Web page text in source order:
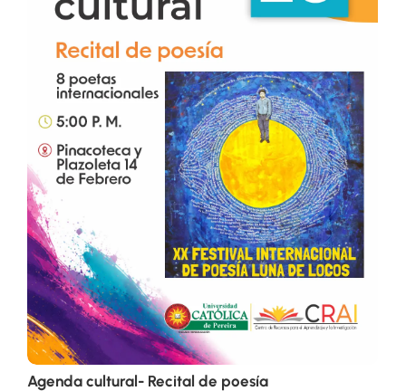
Agenda cultural- Recital de poesía